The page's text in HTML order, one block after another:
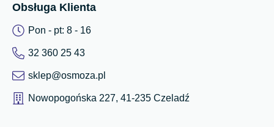
Obsługa Klienta
Pon - pt: 8 - 16
32 360 25 43
sklep@osmoza.pl
Nowopogońska 227, 41-235 Czeladź